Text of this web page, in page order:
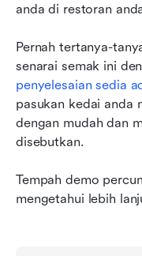
anda di restoran
Pernah tertanya-
penyelesaian sedia
pasukan kedai anda
dengan mudah dan
disebutkan.
Tempah demo
mengetahui lebih